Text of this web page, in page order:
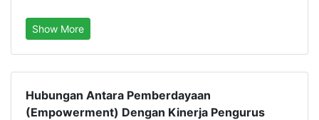
Show More
Hubungan Antara Pemberdayaan
(Empowerment) Dengan Kinerja Pengurus